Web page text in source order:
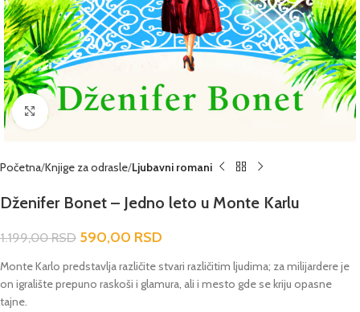
Click to enlarge
Početna Knjige za odrasle Ljubavni romani
Dženifer Bonet – Jedno leto u Monte Karlu
1.199,00RSD 590,00 RSD
Monte Karlo predstavlja različite stvari različitim ljudima; za milijardere je
on igralište prepuno raskoši i glamura, ali i mesto gde se kriju opasne
tajne.